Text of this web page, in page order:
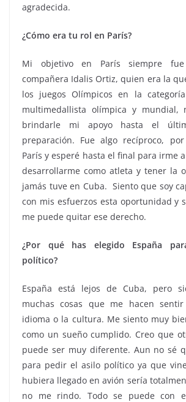
agradecida.
¿Cómo era tu rol en París?
Mi objetivo en París siempre
compañera Idalis Ortiz, quien era la
los juegos Olímpicos en la
multimedallista olímpica y mundial,
brindarle mi apoyo hasta el
preparación. Fue algo recíproco,
París y esperé hasta el final para irme
desarrollarme como atleta y tener la
jamás tuve en Cuba. Siento que soy
con mis esfuerzos esta oportunidad y
me puede quitar ese derecho.
¿Por qué has elegido España
político?
España está lejos de Cuba, pero
muchas cosas que me hacen
idioma o la cultura. Me siento muy
como un sueño cumplido. Creo que
puede ser muy diferente. Aun no sé
para pedir el asilo político ya que
hubiera llegado en avión sería
no me rindo. Todo se puede con